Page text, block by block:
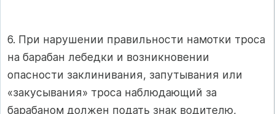
6. При нарушении правильности намотки троса
на барабан лебедки и возникновении
опасности заклинивания, запутывания или
«закусывания» троса наблюдающий за
барабаном должен подать знак водителю,